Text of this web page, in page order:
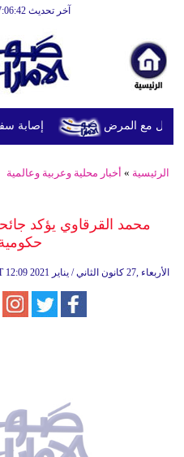
آخر تحديث 17:06:42 بتوقيت أبوظبي
إصابة مع المرض
الرئيسية » أخبار محلية وعربية وعالمية
محمد القرقاوي يؤكد
12:09 2021 الأربعاء ,27 كانون الثاني / يناير